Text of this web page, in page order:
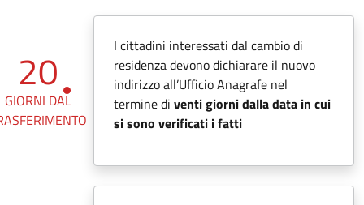
20
GIORNI DAL
I cittadini interessati dal cambio di
residenza devono dichiarare il nuovo
indirizzo all’Ufficio Anagrafe nel
termine di venti giorni dalla data in cui
si sono verificati i fatti